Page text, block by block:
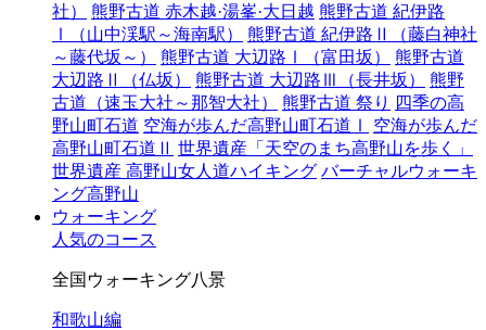
社）
熊野古道 赤木越·湯峯·大日越 熊野古道 紀伊路
Ⅰ（山中渓駅～海南駅）
熊野古道 紀伊路Ⅱ（藤白神社
～藤代坂～）
熊野古道 大辺路Ⅰ（富田坂）
熊野古道
大辺路Ⅱ（仏坂）
熊野古道 大辺路Ⅲ（長井坂）
熊野
古道（速玉大社～那智大社）
熊野古道 祭り
四季の高
野山町石道 空海が歩んだ高野山町石道Ⅰ
空海が歩んだ
高野山町石道Ⅱ 世界遺産「天空のまち高野山を歩く」
世界遺産 高野山女人道ハイキング バーチャルウォーキ
ング高野山
ウォーキング
人気のコース
全国ウォーキング八景
和歌山編